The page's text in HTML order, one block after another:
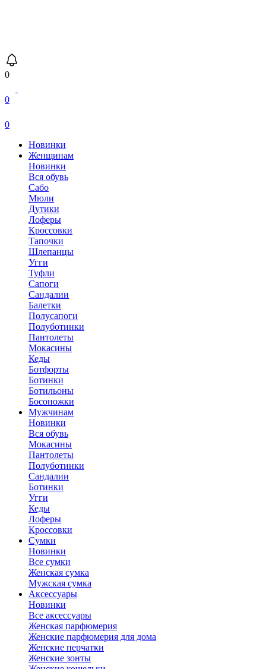
0
0
0
Новинки
Женщинам
Новинки
Вся обувь
Сабо
Мюли
Дутики
Лоферы
Кроссовки
Тапочки
Шлепанцы
Угги
Туфли
Сапоги
Сандалии
Балетки
Полусапоги
Полуботинки
Пантолеты
Мокасины
Кеды
Ботфорты
Ботинки
Ботильоны
Босоножки
Мужчинам
Новинки
Вся обувь
Мокасины
Пантолеты
Полуботинки
Сандалии
Ботинки
Угги
Кеды
Лоферы
Кроссовки
Сумки
Новинки
Все сумки
Женская сумка
Мужская сумка
Аксессуары
Новинки
Все аксессуары
Женская парфюмерия
Женские парфюмерия для дома
Женские перчатки
Женские зонты